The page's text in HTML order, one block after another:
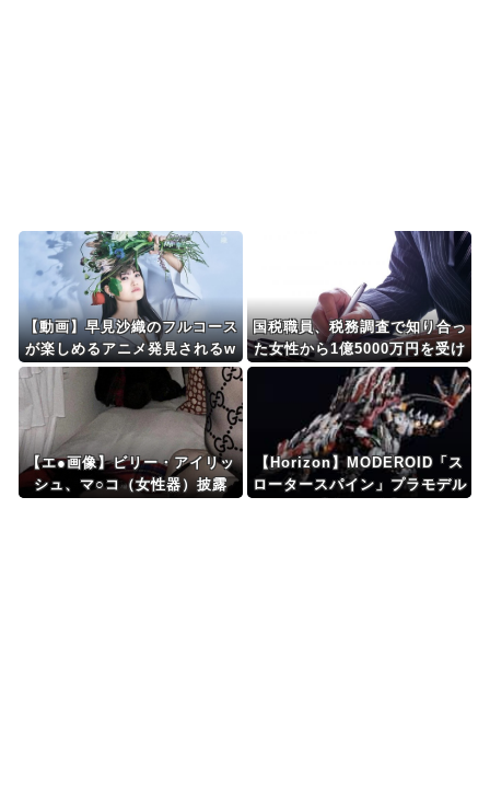
Powered by livedoor 相互RSS
【動画】早見沙織のフルコース
が楽しめるアニメ発見されるw
wwwwww
国税職員、税務調査で知り合っ
た女性から1億5000万円を受け
取り、競艇で3億円越えの収入
【エ●画像】ビリー・アイリッ
シュ、マ○コ（女性器）披露
【Horizon】MODEROID「ス
ロータースパイン」プラモデル